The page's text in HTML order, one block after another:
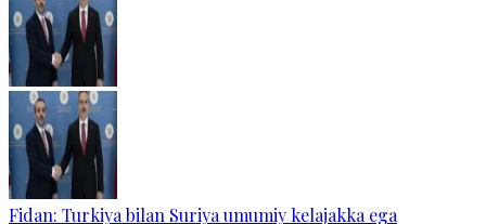
Fidan: Turkiya bilan Suriya umumiy kelajakka ega